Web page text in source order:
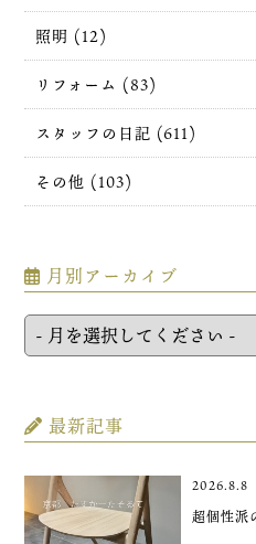
照明 (12)
リフォーム (83)
スタッフの日記 (611)
その他 (103)
月別アーカイブ
最新記事
2026.8.8
超個性派